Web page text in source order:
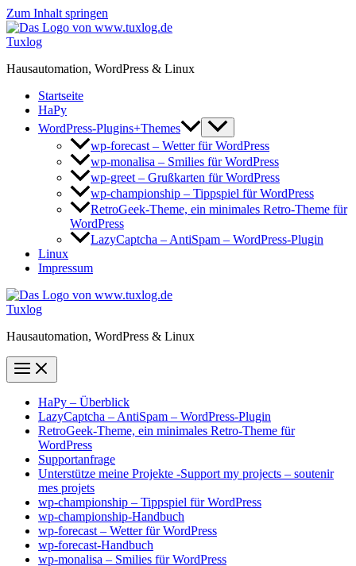
Zum Inhalt springen
Tuxlog
Hausautomation, WordPress & Linux
Startseite
HaPy
WordPress-Plugins+Themes
wp-forecast – Wetter für WordPress
wp-monalisa – Smilies für WordPress
wp-greet – Grußkarten für WordPress
wp-championship – Tippspiel für WordPress
RetroGeek-Theme, ein minimales Retro-Theme für
WordPress
LazyCaptcha – AntiSpam – WordPress-Plugin
Linux
Impressum
Tuxlog
Hausautomation, WordPress & Linux
HaPy – Überblick
LazyCaptcha – AntiSpam – WordPress-Plugin
RetroGeek-Theme, ein minimales Retro-Theme für
WordPress
Supportanfrage
Unterstütze meine Projekte -Support my projects – soutenir
mes projets
wp-championship – Tippspiel für WordPress
wp-championship-Handbuch
wp-forecast – Wetter für WordPress
wp-forecast-Handbuch
wp-monalisa – Smilies für WordPress